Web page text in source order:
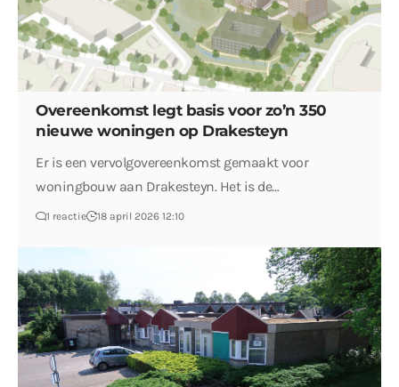
Overeenkomst legt basis voor zo’n 350
nieuwe woningen op Drakesteyn
Er is een vervolgovereenkomst gemaakt voor
woningbouw aan Drakesteyn. Het is de…
1 reactie 18 april 2026 12:10